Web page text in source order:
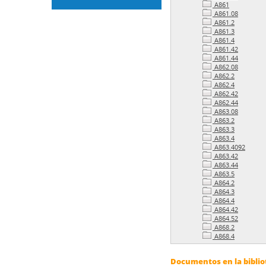
A861
A861.08
A861.2
A861.3
A861.4
A861.42
A861.44
A862.08
A862.2
A862.4
A862.42
A862.44
A863.08
A863.2
A863.3
A863.4
A863.4092
A863.42
A863.44
A863.5
A864.2
A864.3
A864.4
A864.42
A864.52
A868.2
A868.4
Documentos en la